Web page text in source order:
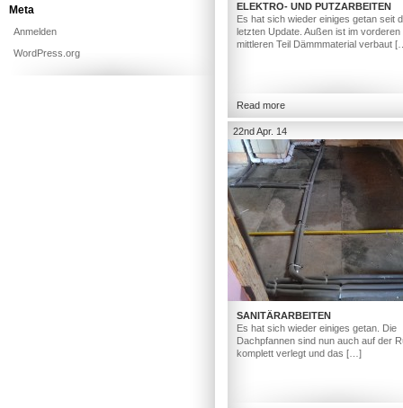
ELEKTRO- UND PUTZARBEITEN
Es hat sich wieder einiges getan seit
letzten Update. Außen ist im vorderen
mittleren Teil Dämmmaterial verbaut
Read more
22nd Apr. 14
SANITÄRARBEITEN
Es hat sich wieder einiges getan. Die
Dachpfannen sind nun auch auf der
komplett verlegt und das […]
Meta
Anmelden
WordPress.org